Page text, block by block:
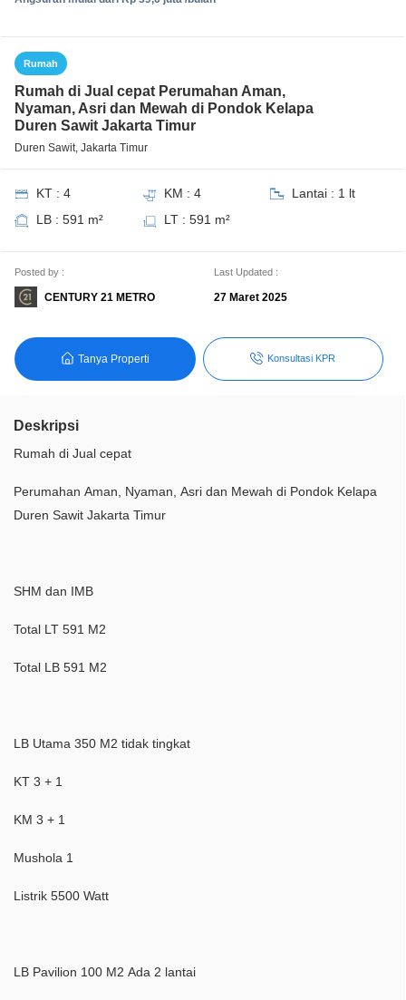
Rumah
Rumah di Jual cepat Perumahan Aman,
Nyaman, Asri dan Mewah di Pondok Kelapa
Duren Sawit Jakarta Timur
Duren Sawit, Jakarta Timur
KT : 4 KM : 4
Lantai : 1 lt
LB : 591 m²
LT : 591 m²
Posted by :
CENTURY 21 METRO
Last Updated :
27 Maret 2025
Tanya Properti Konsultasi KPR
Deskripsi
Rumah di Jual cepat
Perumahan Aman, Nyaman, Asri dan Mewah di Pondok Kelapa
Duren Sawit Jakarta Timur
SHM dan IMB
Total LT 591 M2
Total LB 591 M2
LB Utama 350 M2 tidak tingkat
KT 3 + 1
KM 3 + 1
Mushola 1
Listrik 5500 Watt
LB Pavilion 100 M2 Ada 2 lantai